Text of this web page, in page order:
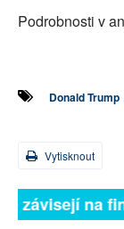
Podrobnosti v
Donald Trump
Vytisknout
závisejí na